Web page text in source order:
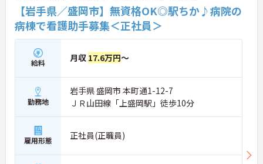
【岩手県／盛岡市】無資格OK◎駅ちか♪病院の
病棟で看護助手募集＜正社員＞
給料 月収 17.6万円～
勤務地
岩手県 盛岡市 本町通1-12-7
ＪＲ山田線「上盛岡駅」徒歩10分
雇用形態 正社員(正職員)